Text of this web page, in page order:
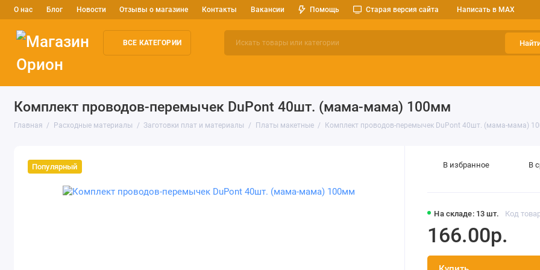
О нас Блог Новости Отзывы о магазине Контакты Вакансии Помощь Старая версия сайта Написать в MAX
ВСЕ КАТЕГОРИИ
Электронные компоненты
Комплект проводов-перемычек DuPont 40шт. (мама-мама) 100мм
Главная Расходные материалы Заготовки плат и материалы Платы макетные Комплект проводов-перемычек DuPont 40шт. (мама-мама)
Популярный
На складе: 13 шт. Код
166.00р.
В избранное В